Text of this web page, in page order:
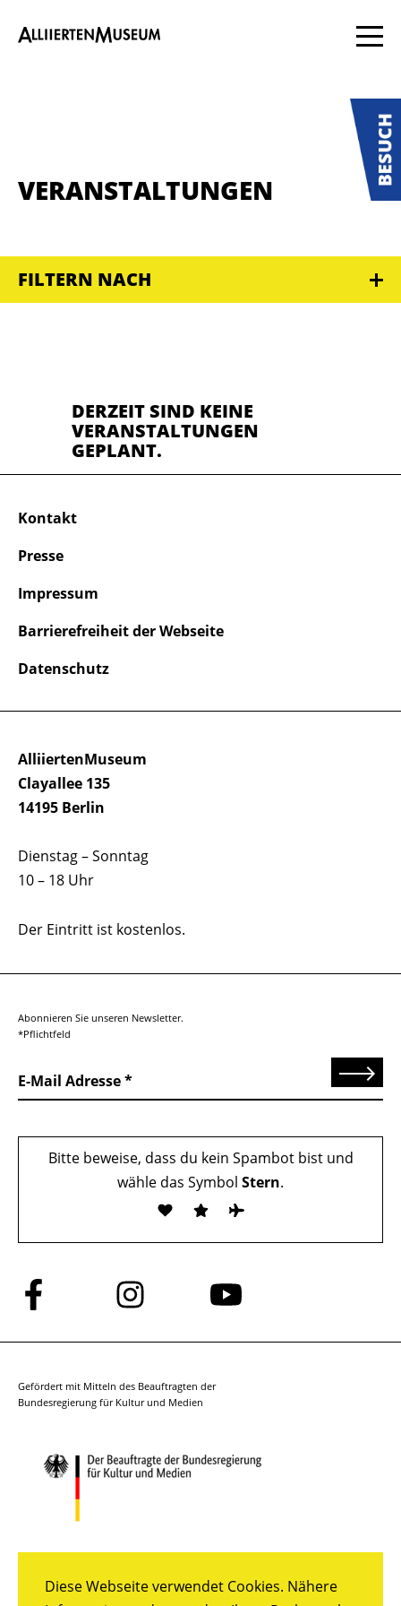
Diese Webseite verwendet Cookies. Nähere
VERANSTALTUNGEN
FILTERN NACH
DERZEIT SIND KEINE
VERANSTALTUNGEN
GEPLANT.
AlliiertenMuseum
Clayallee 135
14195 Berlin
Dienstag – Sonntag
10 – 18 Uhr
Der Eintritt ist kostenlos.
Kontakt
Presse
Impressum
Barrierefreiheit der Webseite
Datenschutz
Abonnieren Sie unseren Newsletter.
*Pflichtfeld
E-Mail Adresse Senden
Bitte beweise, dass du kein Spambot bist und
wähle das Symbol Stern.
Folge
uns
auf
Folge
uns
auf
Folge
auf
Gefördert mit Mitteln des Beauftragten der
Bundesregierung für Kultur und Medien